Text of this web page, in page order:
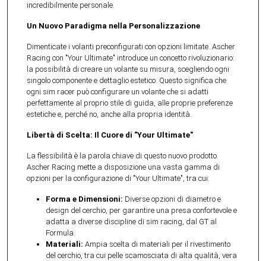
incredibilmente personale.
Un Nuovo Paradigma nella Personalizzazione
Dimenticate i volanti preconfigurati con opzioni limitate. Ascher
Racing con "Your Ultimate" introduce un concetto rivoluzionario:
la possibilità di creare un volante su misura, scegliendo ogni
singolo componente e dettaglio estetico. Questo significa che
ogni sim racer può configurare un volante che si adatti
perfettamente al proprio stile di guida, alle proprie preferenze
estetiche e, perché no, anche alla propria identità.
Libertà di Scelta: Il Cuore di "Your Ultimate"
La flessibilità è la parola chiave di questo nuovo prodotto.
Ascher Racing mette a disposizione una vasta gamma di
opzioni per la configurazione di "Your Ultimate", tra cui:
Forma e Dimensioni: Diverse opzioni di diametro e
design del cerchio, per garantire una presa confortevole e
adatta a diverse discipline di sim racing, dal GT al
Formula.
Materiali: Ampia scelta di materiali per il rivestimento
del cerchio, tra cui pelle scamosciata di alta qualità, vera